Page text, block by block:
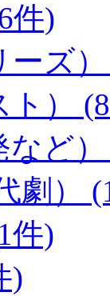
件)
ーズ
ト）
など
劇）
件)
)